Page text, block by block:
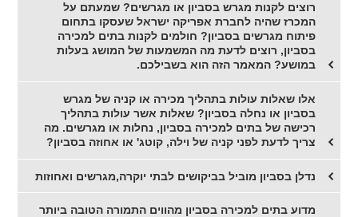
רוצים לקנות מגרש בסביון או מגרשים? שמעתם על
המכרז שהיה לחברת אפריקה ישראל שעסקו בתחום
פיתוח מגרשים בסביון? חולמים לקנות בתים למכירה
בסביון, רוצים לדעת מה המשמעות של המושג בעלות
במושע? המאמר הזה הוא בשבילכם.
אלו שאלות עולות בתהליך מכירה או קניה של מגרש
בסביון או נחלה בסביון? שאלות אשר עולות בתהליך
רכישה של בתים למכירה בסביון, נחלות או מגרשים. מה
צריך לדעת לפני קניה של וילה, קוטג' או אחוזה בסביון?
נדלן בסביון מוביל בביקושים לבתי יוקרה,מגרשים ואחוזות
מדוע בתים למכירה בסביון מהווים התמורה הטובה ביותר